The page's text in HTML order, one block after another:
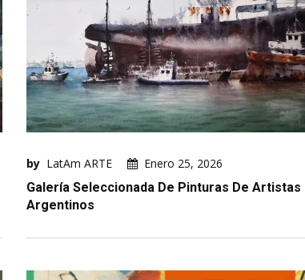
by LatAm ARTE
Enero 25, 2026
Galería Seleccionada De Pinturas De Artistas
Argentinos